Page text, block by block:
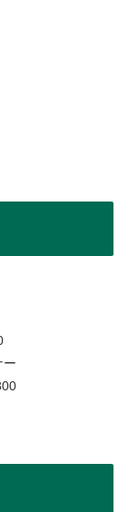
ー